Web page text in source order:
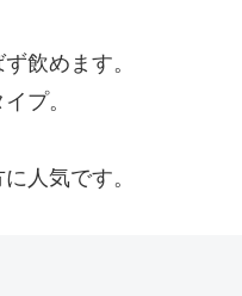
飲めます。
プ。
人気です。